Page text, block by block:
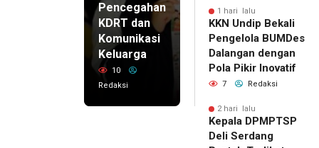
Pencegahan
KDRT dan
Komunikasi
Keluarga
10
Redaksi
1 hari lalu
KKN Undip Bekali
Pengelola BUMDes
Dalangan dengan
Pola Pikir Inovatif
7 Redaksi
2 hari lalu
Kepala DPMPTSP
Deli Serdang